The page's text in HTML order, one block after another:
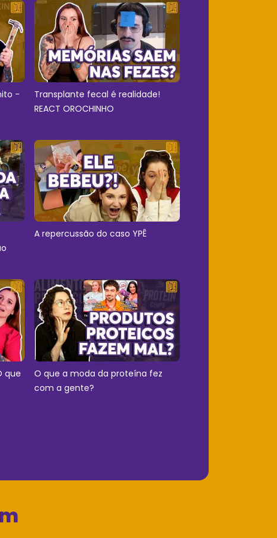
-
Transplante fecal é realidade!
REACT OROCHINHO
A repercussão do caso YPÊ
que
O que a moda da proteína fez
com a gente?